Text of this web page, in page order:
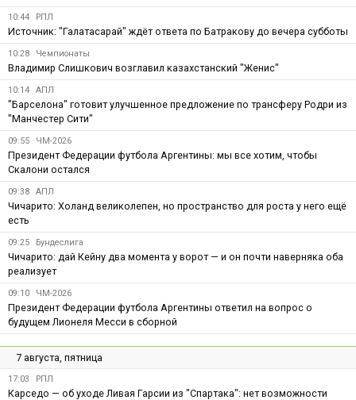
10:44 РПЛ
Источник: "Галатасарай" ждёт ответа по Батракову до вечера субботы
10:28 Чемпионаты
Владимир Слишкович возглавил казахстанский "Женис"
10:14 АПЛ
"Барселона" готовит улучшенное предложение по трансферу Родри из
"Манчестер Сити"
09:55 ЧМ-2026
Президент Федерации футбола Аргентины: мы все хотим, чтобы
Скалони остался
09:38 АПЛ
Чичарито: Холанд великолепен, но пространство для роста у него ещё
есть
09:25 Бундеслига
Чичарито: дай Кейну два момента у ворот — и он почти наверняка оба
реализует
09:10 ЧМ-2026
Президент Федерации футбола Аргентины ответил на вопрос о
будущем Лионеля Месси в сборной
7 августа, пятница
17:03 РПЛ
Карседо — об уходе Ливая Гарсии из "Спартака": нет возможности